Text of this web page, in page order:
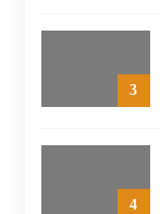
3
4